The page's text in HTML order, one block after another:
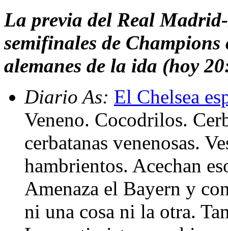
La previa del Real
semifinales de
alemanes de la ida (hoy
Diario As: El Chelsea
Veneno. Cocodrilos.
cerbatanas venenosas.
hambrientos. Acechan
Amenaza el Bayern y
ni una cosa ni la otra.